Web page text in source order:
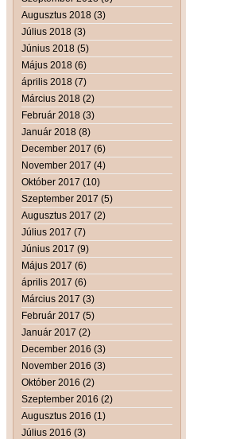
Augusztus 2018 (3)
Július 2018 (3)
Június 2018 (5)
Május 2018 (6)
április 2018 (7)
Március 2018 (2)
Február 2018 (3)
Január 2018 (8)
December 2017 (6)
November 2017 (4)
Október 2017 (10)
Szeptember 2017 (5)
Augusztus 2017 (2)
Július 2017 (7)
Június 2017 (9)
Május 2017 (6)
április 2017 (6)
Március 2017 (3)
Február 2017 (5)
Január 2017 (2)
December 2016 (3)
November 2016 (3)
Október 2016 (2)
Szeptember 2016 (2)
Augusztus 2016 (1)
Július 2016 (3)